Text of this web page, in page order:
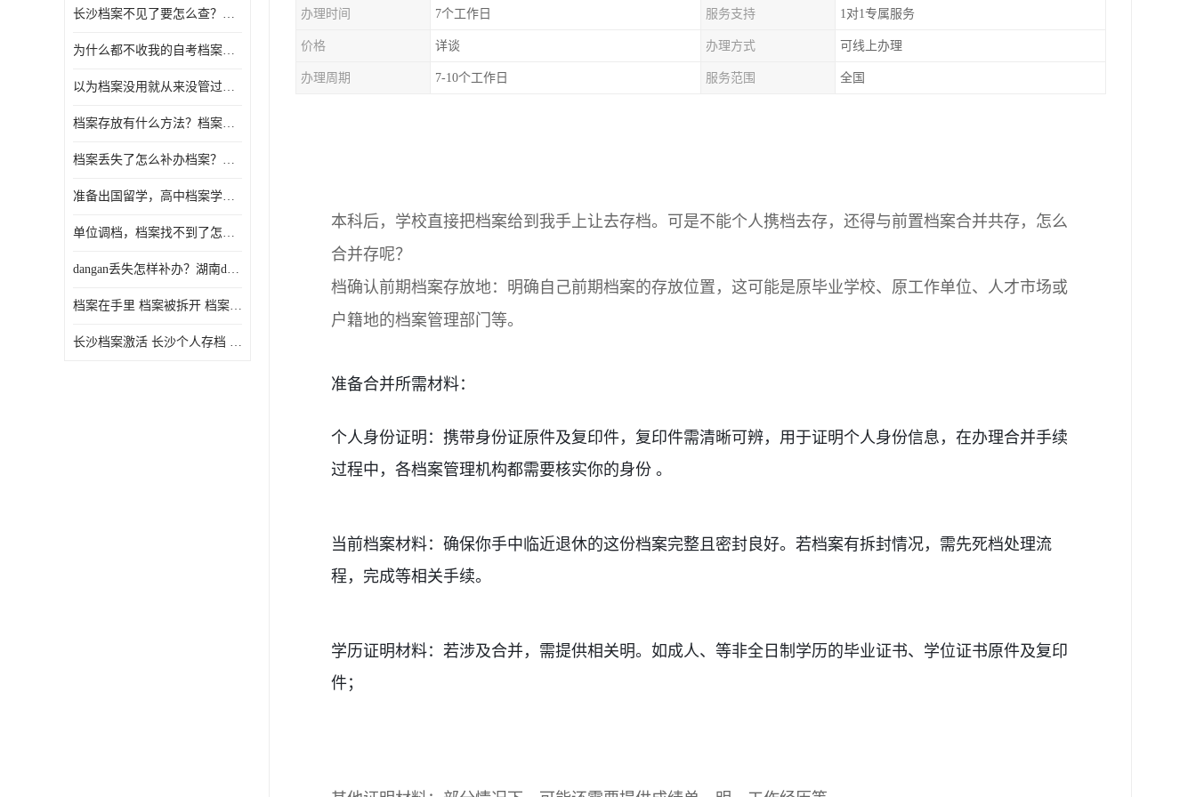
长沙档案不见了要怎么查？档案查询 档案补办
为什么都不收我的自考档案？自考档案怎么存档？
以为档案没用就从来没管过，现在要用档案该怎么办？
档案存放有什么方法？档案在手里为什么不能用
档案丢失了怎么补办档案？湖南档案补办 档案补办方法
准备出国留学，高中档案学校发给我了怎么办？
单位调档，档案找不到了怎么办？
dangan丢失怎样补办？湖南dangan丢失补办流程介绍！
档案在手里 档案被拆开 档案补办 档案问题一站式服务
长沙档案激活 长沙个人存档 长沙档案存档
办理时间 7个工作日 服务支持 1对1专属服务
价格 详谈 办理方式 可线上办理
办理周期 7-10个工作日 服务范围 全国
本科后，学校直接把档案给到我手上让去存档。可是不能个人携档去存，还得与前置档案合并共存， 怎么
合并存呢？
档确认前期档案存放地：明确自己前期档案的存放位置，这可能是原毕业学校、原工作单位、人才市场或
户籍地的档案管理部门等。
准备合并所需材料：
个人身份证明 ：携带身份证原件及复印件，复印件需清晰可辨，用于证明个人身份信息，在办理合并手续
过程中，各档案管理机构都需要核实你的身份 。
当前档案材料：确保你手中临近退休的这份档案完整且密封良好。若档案有拆封情况，需先死档处理流
程，完成等相关手续。
学历证明材料：若涉及合并，需提供相关明。如成人、等非全日制学历的毕业证书、学位证书原件及复印
件；